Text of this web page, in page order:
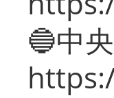
🔵中